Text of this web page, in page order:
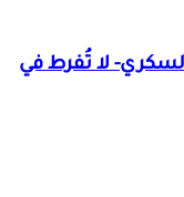
لا تُفرط في